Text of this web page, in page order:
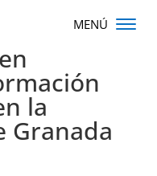
la
Granada